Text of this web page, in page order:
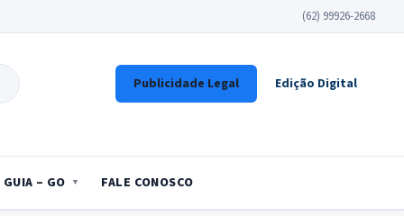
(62) 99926-2668
Publicidade Legal Edição Digital
GUIA – GO FALE CONOSCO